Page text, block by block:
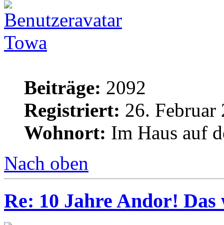
Towa
Beiträge: 2092
Registriert: 26. Februar
Wohnort: Im Haus auf
Nach oben
Re: 10 Jahre Andor!